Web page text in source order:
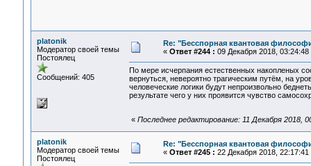
platonik
Модератор своей темы
Постоялец
Сообщений: 405
Re: "Бесспорная квантовая
« Ответ #244 : 09 Декабря 2018, 03:24:48
По мере исчерпания естественных накопленых
вернуться, невероятно трагическим путём, на
человеческие логики будут непроизвольно
результате чего у них проявится чувство
« Последнее редактирование: 11 Декабря 2018,
platonik
Модератор своей темы
Постоялец
Re: "Бесспорная квантовая
« Ответ #245 : 22 Декабря 2018, 22:17:41